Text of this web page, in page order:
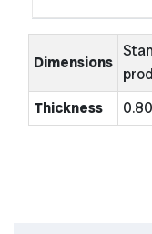
Dimensions
Thickness